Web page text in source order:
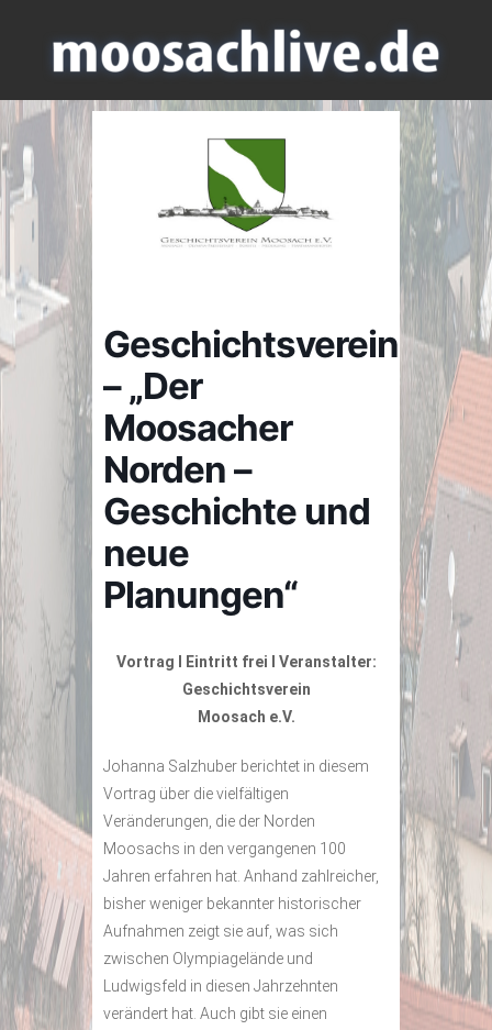
Geschichtsverein
– „Der
Moosacher
Norden –
Geschichte und
neue
Planungen“
Vortrag I Eintritt frei I Veranstalter:
Geschichtsverein
Moosach e.V.
Johanna Salzhuber berichtet in diesem
Vortrag über die vielfältigen
Veränderungen, die der Norden
Moosachs in den vergangenen 100
Jahren erfahren hat. Anhand zahlreicher,
bisher weniger bekannter historischer
Aufnahmen zeigt sie auf, was sich
zwischen Olympiagelände und
Ludwigsfeld in diesen Jahrzehnten
verändert hat. Auch gibt sie einen